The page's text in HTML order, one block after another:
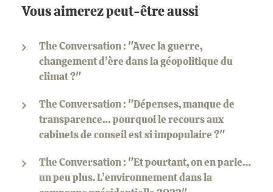
Vous aimerez peut-être aussi
The Conversation : "Avec la guerre,
changement d’ère dans la géopolitique du
climat ?"
The Conversation : "Dépenses, manque de
transparence… pourquoi le recours aux
cabinets de conseil est si impopulaire ?"
The Conversation : "Et pourtant, on en parle…
un peu plus. L’environnement dans la